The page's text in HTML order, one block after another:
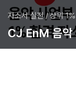
자소서 실전/상위
CJ EnM 음악